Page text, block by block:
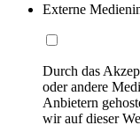
Externe
Durch das
oder andere
Anbietern
wir auf dieser